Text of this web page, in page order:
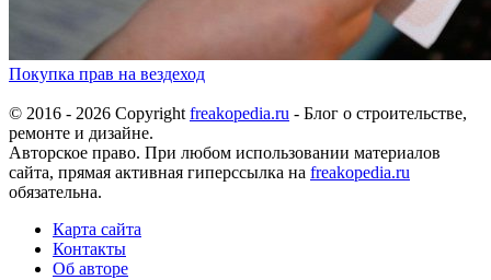
Покупка прав на вездеход
© 2016 - 2026 Copyrightfreakopedia.ru - Блог о строительстве,
ремонте и дизайне.
Авторское право. При любом использовании материалов
сайта, прямая активная гиперссылка на freakopedia.ru
обязательна.
Карта сайта
Контакты
Об авторе